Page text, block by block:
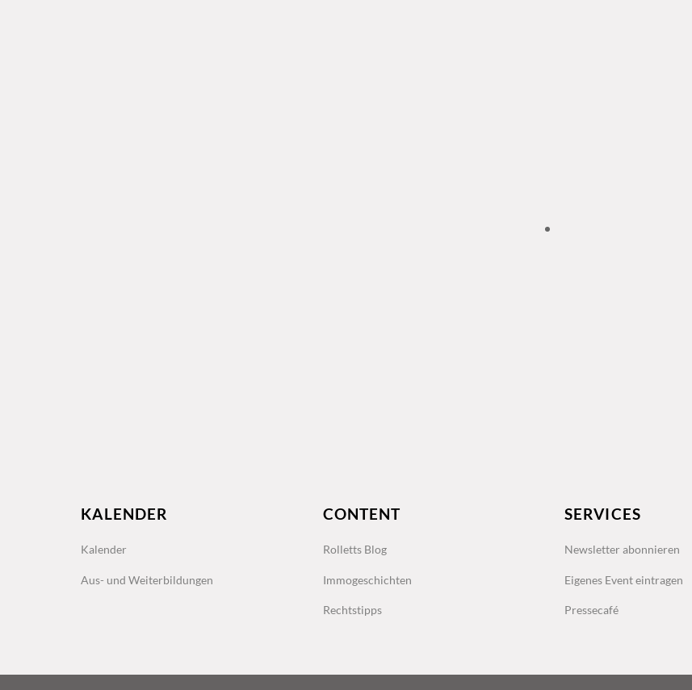
KALENDER
Kalender
Aus- und Weiterbildungen
CONTENT
Rolletts Blog
Immogeschichten
Rechtstipps
SERVICES
Newsletter abonnieren
Eigenes Event eintragen
Pressecafé